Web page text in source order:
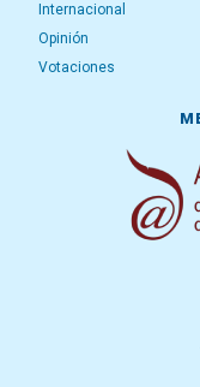
Internacional
Opinión
Votaciones